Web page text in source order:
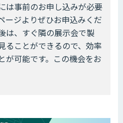
は事前のお申し込みが必要
ージよりぜひお申込みくだ
は、すぐ隣の展示会で製
ることができるので、効率
が可能です。この機会をお